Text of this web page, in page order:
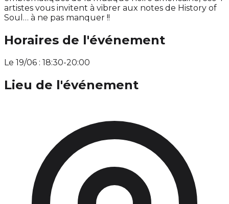
artistes vous invitent à vibrer aux notes de History of
Soul… à ne pas manquer !!
Horaires de l'événement
Le 19/06 : 18:30-20:00
Lieu de l'événement